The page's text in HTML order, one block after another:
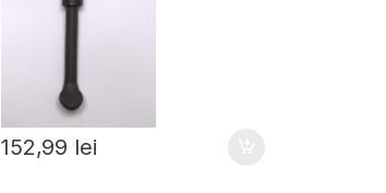
152,99 lei